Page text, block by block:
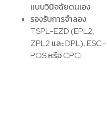
แบบวินิจฉัยตนเอง
รองรับการจำลอง
TSPL-EZD (EPL2,
ZPL2 และ DPL), ESC-
POS หรือ CPCL